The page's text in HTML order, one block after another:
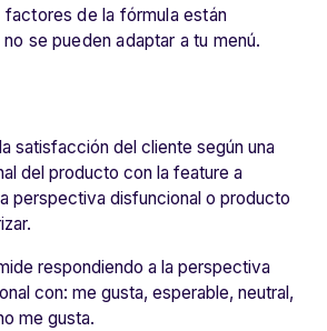
factores de la fórmula están
se pueden adaptar a tu menú.
satisfacción del cliente según una
del producto con la feature a
perspectiva disfuncional o producto
respondiendo a la perspectiva
con: me gusta, esperable, neutral,
me gusta.